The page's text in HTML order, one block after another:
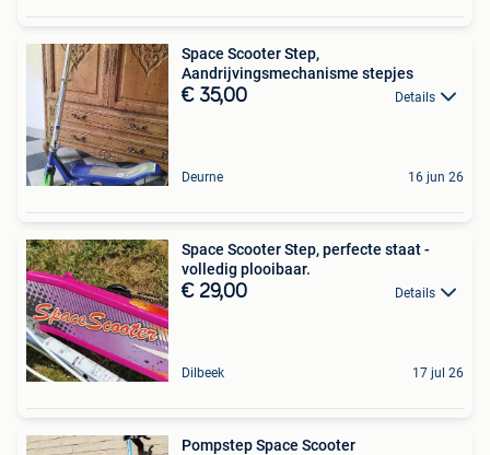
Space Scooter Step,
Aandrijvingsmechanisme stepjes
€ 35,00 Details
Deurne 16 jun 26
Space Scooter Step, perfecte staat -
volledig plooibaar.
€ 29,00 Details
Dilbeek 17 jul 26
Pompstep Space Scooter